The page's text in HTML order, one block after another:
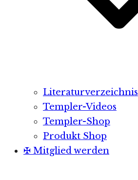
Literaturverzeichnis
Templer-Videos
Templer-Shop
Produkt Shop
✠ Mitglied werden